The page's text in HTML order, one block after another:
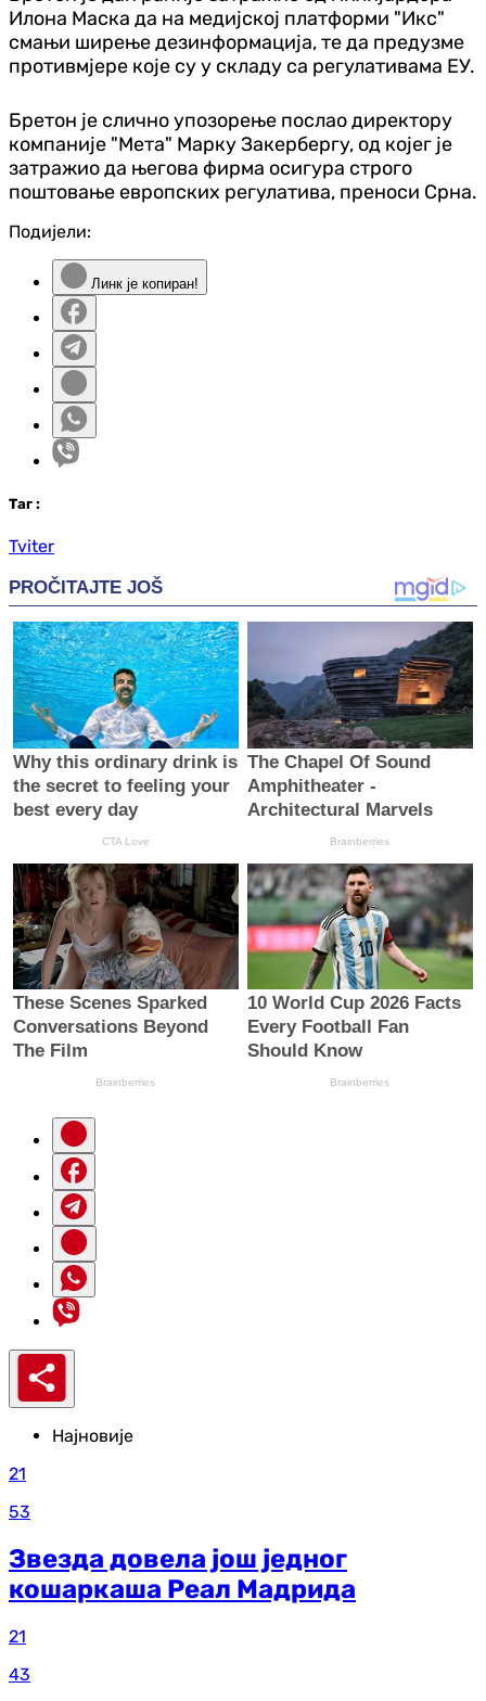
Илона Маска да на медијској платформи "Икс"
смањи ширење дезинформација, те да предузме
противмјере које су у складу са регулативама ЕУ.
Бретон је слично упозорење послао директору
компаније "Мета" Марку Закербергу, од којег је
затражио да његова фирма осигура строго
поштовање европских регулатива, преноси Срна.
Подијели:
Линк је копиран!
Таг :
Tviter
Најновије
21
53
Звезда довела још једног
кошаркаша Реал Мадрида
21
43